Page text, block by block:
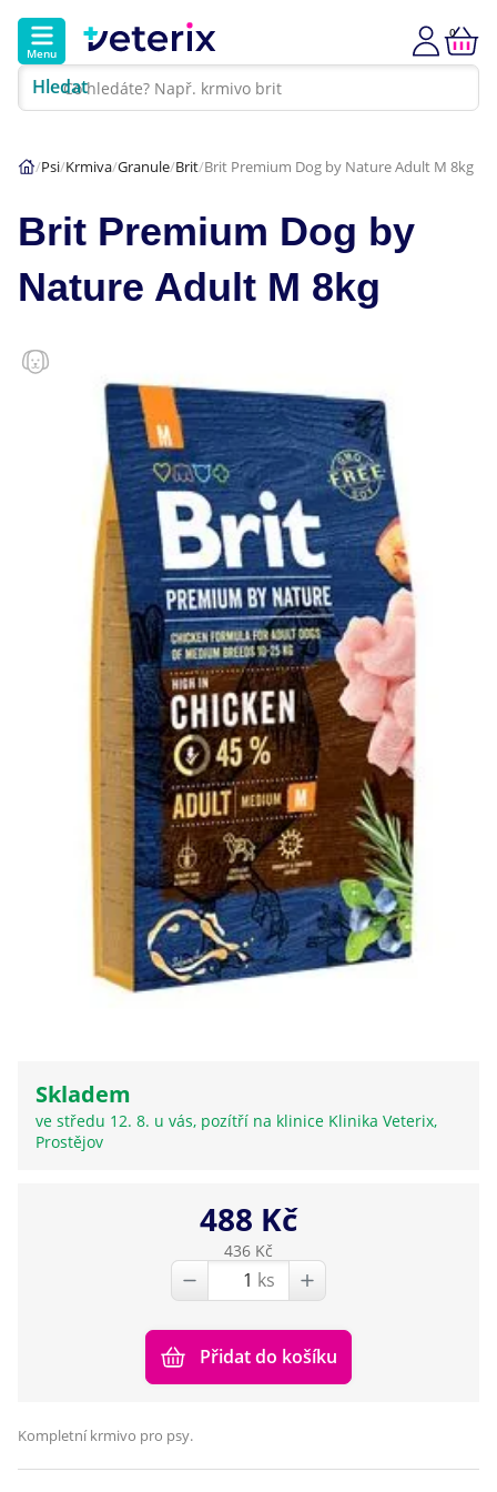
Menu
Hledat
0
Akce
Psi
Kočky
Veterinární diety
Dárkové poukazy
Klinika Veterix
777 319 516 (Po–Pá, 9–19h; So–Ne, 9–14h)
info@veterix.cz
E-shop Veterix
777 319 517 (Po–Pá, 8–15h)
eshop@veterix.cz
Psi Krmiva Granule Brit Brit Premium Dog by Nature Adult M 8kg
Brit Premium Dog by
Nature Adult M 8kg
Skladem
ve středu 12. 8. u vás, pozítří na klinice Klinika Veterix,
Prostějov
488 Kč
436 Kč
ks
Přidat do košíku
Kompletní krmivo pro psy.